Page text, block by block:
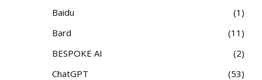
Baidu
1
Bard
11
BESPOKE AI
2
ChatGPT
53